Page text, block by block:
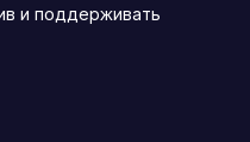
и поддерживать